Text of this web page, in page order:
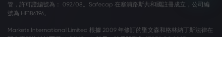
管，許可證編號為： 092/08。Safecap 在塞浦路斯共和國註冊成立，公司編
號為 HE186196。
Markets International Limited 根據 2009 年修訂的聖文森和格林納丁斯法律在
聖文森和格林納丁斯（「SVG」）註冊，註冊號碼為 27030 BC 2023。